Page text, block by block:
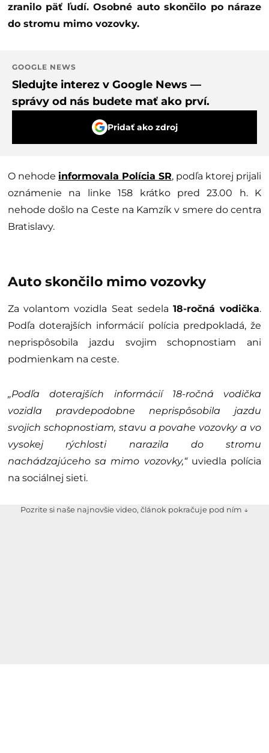
zranilo päť ľudí. Osobné auto skončilo po náraze
do stromu mimo vozovky.
GOOGLE NEWS
Sledujte interez v Google News —
správy od nás budete mať ako prví.
Pridať ako zdroj
O nehode informovala Polícia SR, podľa ktorej prijali
oznámenie na linke 158 krátko pred 23.00 h. K
nehode došlo na Ceste na Kamzík v smere do centra
Bratislavy.
Auto skončilo mimo vozovky
Za volantom vozidla Seat sedela 18-ročná vodička.
Podľa doterajších informácií polícia predpokladá, že
neprispôsobila jazdu svojim schopnostiam ani
podmienkam na ceste.
„Podľa doterajších informácií 18-ročná vodička
vozidla pravdepodobne neprispôsobila jazdu
svojich schopnostiam, stavu a povahe vozovky a vo
vysokej rýchlosti narazila do stromu
nachádzajúceho sa mimo vozovky,“uviedla polícia
na sociálnej sieti.
Pozrite si naše najnovšie video, článok pokračuje pod ním ↓